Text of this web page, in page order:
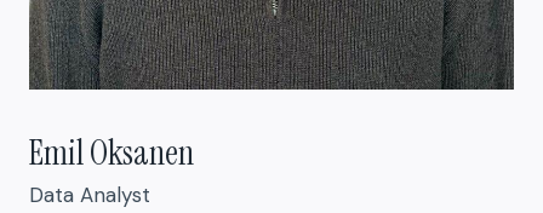
Emil Oksanen
Data Analyst